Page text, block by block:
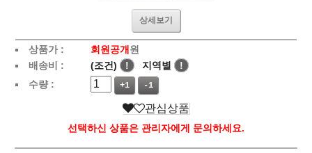
상세보기
상품가 : 회원공개원
배송비 :
(조건) ! 지역별
!
수량 :
+1 -1
관심상품
선택하신 상품은 관리자에게 문의하세요.